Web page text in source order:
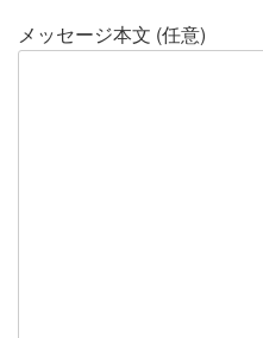
メッセージ本文 (任意)